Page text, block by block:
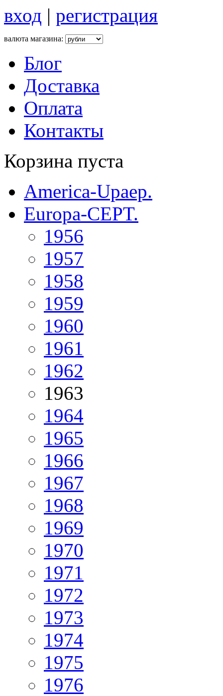
вход | регистрация
валюта магазина:
Блог
Доставка
Оплата
Контакты
Корзина пуста
America-Upaep.
Europa-CEPT.
1956
1957
1958
1959
1960
1961
1962
1963
1964
1965
1966
1967
1968
1969
1970
1971
1972
1973
1974
1975
1976